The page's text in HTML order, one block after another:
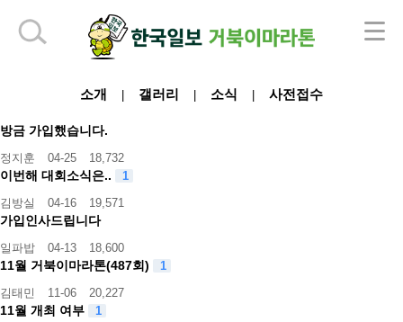
소개 갤러리 소식 사전접수
방금 가입했습니다.
정지훈 04-25 18,732
이번해 대회소식은..
1
김방실
04-16 19,571
가입인사드립니다
일파밥 04-13 18,600
11월 거북이마라톤(487회)
1
김태민
11-06 20,227
11월 개최 여부
1
하단 영역